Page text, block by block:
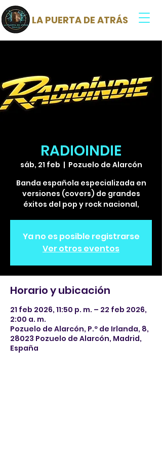
LA PUERTA DE ATRÁS
RADIOINDIE
sáb, 21 feb
  |
Pozuelo de Alarcón
Banda española especializada en
versiones (covers) de grandes
éxitos del pop y rock nacional,
Ya no es posible registrarse
Ver otros eventos
Horario y ubicación
21 feb 2026, 11:50 p. m. – 22 feb 2026,
2:00 a. m.
Pozuelo de Alarcón, P.º de Irlanda, 8,
28023 Pozuelo de Alarcón, Madrid,
España